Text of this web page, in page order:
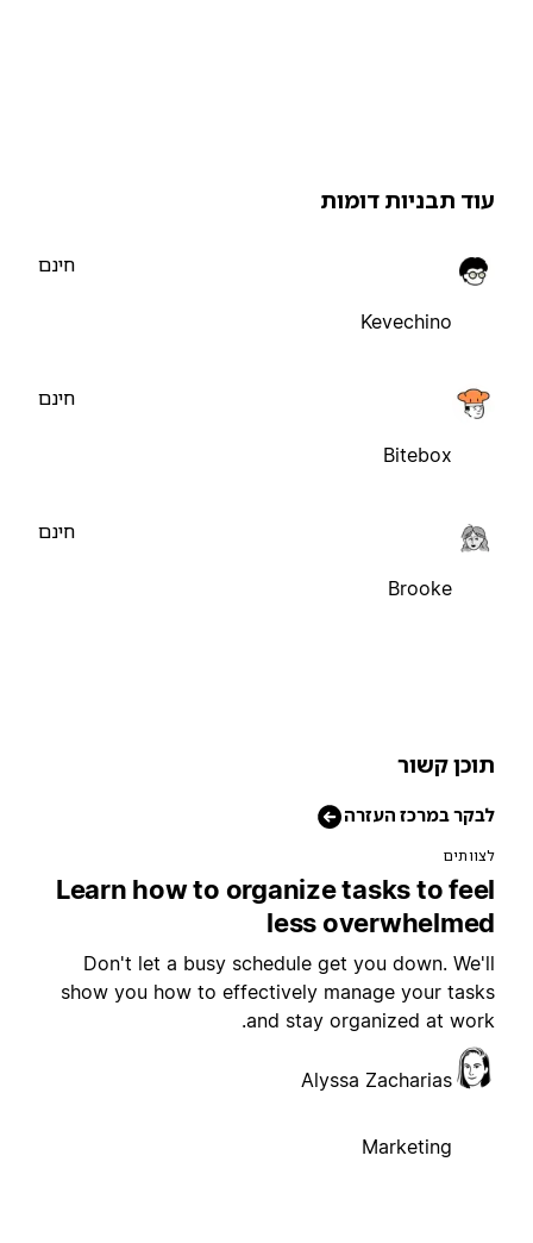
תבניות דומות
Kevechino
Bitebox
Brooke
קשור
במרכז העזרה
Learn how to organize tasks to
less
Don't let a busy schedule get you down.
show you how to effectively manage your
and stay organized at
Alyssa Zacharias
Marketing